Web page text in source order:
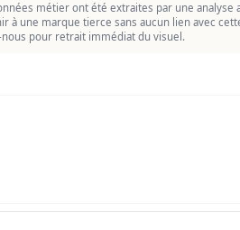
métier ont été extraites par une
une marque tierce sans aucun lien avec
pour retrait immédiat du visuel.